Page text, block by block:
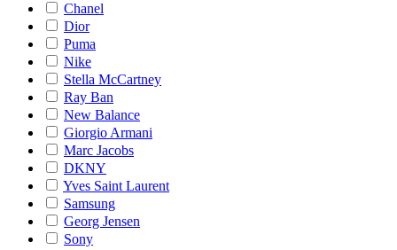
Chanel
Dior
Puma
Nike
Stella McCartney
Ray Ban
New Balance
Giorgio Armani
Marc Jacobs
DKNY
Yves Saint Laurent
Samsung
Georg Jensen
Sony